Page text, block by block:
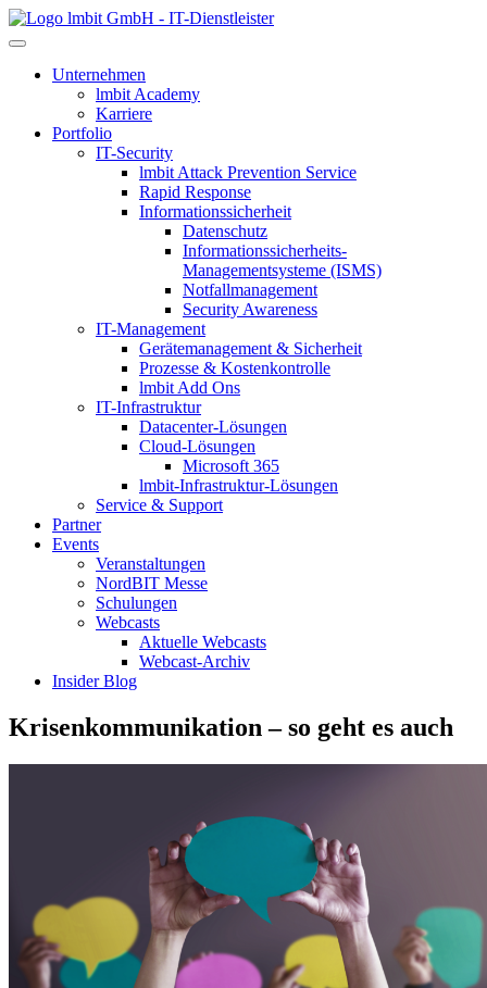
lmbit GmbH - IT-Dienstleister
Unternehmen
lmbit Academy
Karriere
Portfolio
IT-Security
lmbit Attack Prevention Service
Rapid Response
Informationssicherheit
Datenschutz
Informationssicherheits-
Managementsysteme (ISMS)
Notfallmanagement
Security Awareness
IT-Management
Gerätemanagement & Sicherheit
Prozesse & Kostenkontrolle
lmbit Add Ons
IT-Infrastruktur
Datacenter-Lösungen
Cloud-Lösungen
Microsoft 365
lmbit-Infrastruktur-Lösungen
Service & Support
Partner
Events
Veranstaltungen
NordBIT Messe
Schulungen
Webcasts
Aktuelle Webcasts
Webcast-Archiv
Insider Blog
Krisenkommunikation – so geht es auch